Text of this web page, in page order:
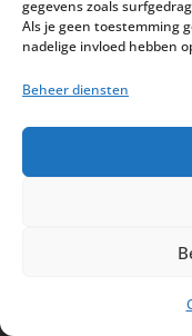
gegevens zoals
Als je geen toestemming
nadelige invloed hebben
Beheer diensten
Bestel nu nog
Safran Palace